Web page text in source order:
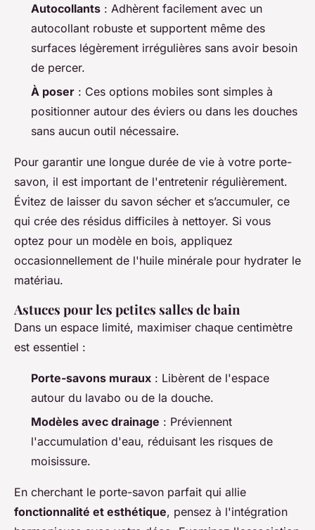
Autocollants : Adhèrent facilement avec un
autocollant robuste et supportent même des
surfaces légèrement irrégulières sans avoir besoin
de percer.
À poser : Ces options mobiles sont simples à
positionner autour des éviers ou dans les douches
sans aucun outil nécessaire.
Pour garantir une longue durée de vie à votre porte-
savon, il est important de l'entretenir régulièrement.
Évitez de laisser du savon sécher et s’accumuler, ce
qui crée des résidus difficiles à nettoyer. Si vous
optez pour un modèle en bois, appliquez
occasionnellement de l'huile minérale pour hydrater le
matériau.
Astuces pour les petites salles de bain
Dans un espace limité, maximiser chaque centimètre
est essentiel :
Porte-savons muraux : Libèrent de l'espace
autour du lavabo ou de la douche.
Modèles avec drainage : Préviennent
l'accumulation d'eau, réduisant les risques de
moisissure.
En cherchant le porte-savon parfait qui allie
fonctionnalité et esthétique, pensez à l'intégration